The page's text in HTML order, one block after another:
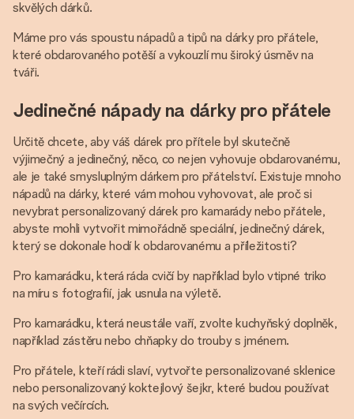
skvělých dárků.
Máme pro vás spoustu nápadů a tipů na dárky pro přátele,
které obdarovaného potěší a vykouzlí mu široký úsměv na
tváři.
Jedinečné nápady na dárky pro přátele
Určitě chcete, aby váš dárek pro přítele byl skutečně
výjimečný a jedinečný, něco, co nejen vyhovuje obdarovanému,
ale je také smysluplným dárkem pro přátelství. Existuje mnoho
nápadů na dárky, které vám mohou vyhovovat, ale proč si
nevybrat personalizovaný dárek pro kamarády nebo přátele,
abyste mohli vytvořit mimořádně speciální, jedinečný dárek,
který se dokonale hodí k obdarovanému a příležitosti?
Pro kamarádku, která ráda cvičí by například bylo vtipné triko
na míru s fotografií, jak usnula na výletě.
Pro kamarádku, která neustále vaří, zvolte kuchyňský doplněk,
například zástěru nebo chňapky do trouby s jménem.
Pro přátele, kteří rádi slaví, vytvořte personalizované sklenice
nebo personalizovaný koktejlový šejkr, které budou používat
na svých večírcích.